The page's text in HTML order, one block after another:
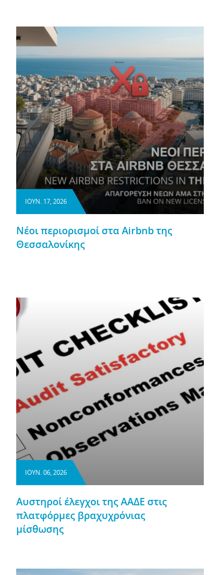
ΙΟΥΝ. 17, 2026
Νέοι περιορισμοί στα Airbnb της
Θεσσαλονίκης
ΙΟΥΝ. 06, 2026
Αυστηροί έλεγχοι της ΑΑΔΕ στις
πλατφόρμες βραχυχρόνιας
μίσθωσης